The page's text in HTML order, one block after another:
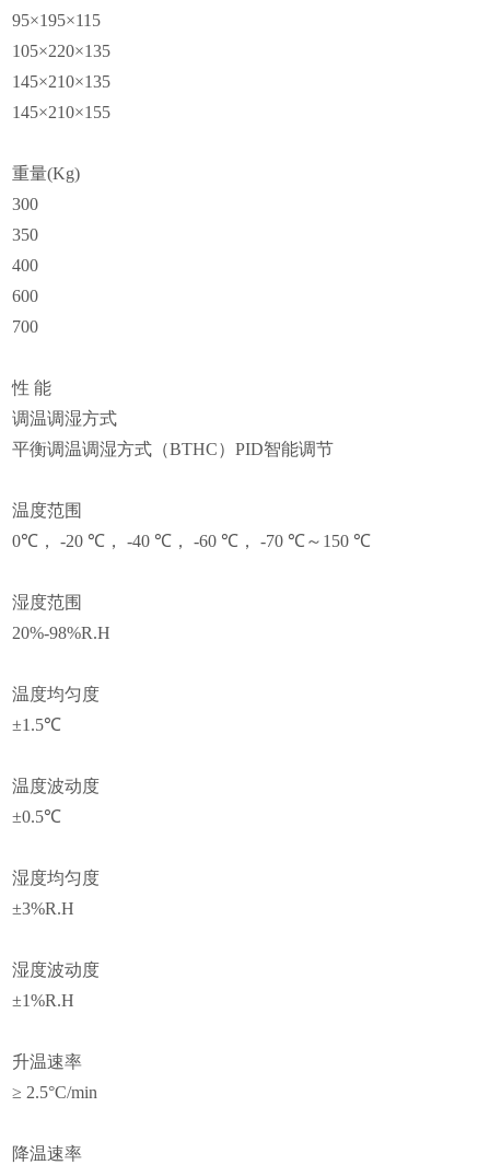
95×195×115
105×220×135
145×210×135
145×210×155
重量(Kg)
300
350
400
600
700
性 能
调温调湿方式
平衡调温调湿方式（BTHC）PID智能调节
温度范围
0℃， -20 ℃， -40 ℃， -60 ℃， -70 ℃～150 ℃
湿度范围
20%-98%R.H
温度均匀度
±1.5℃
温度波动度
±0.5℃
湿度均匀度
±3%R.H
湿度波动度
±1%R.H
升温速率
≥ 2.5°C/min
降温速率